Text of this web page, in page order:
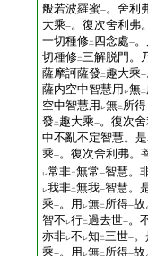
般若波羅蜜一。舍利
大乘一。復次舍利弗
一切種修二 四念處一
切種修二三解脱門。
薩摩訶薩發 二 趣大乘一
薩内空中智慧用 レ無二
空中智慧用 レ無二 所得
發 二 趣大乘一。復次
中不亂不定智慧。
乘一。復次舍利弗。
レ常非二無常一智慧。
レ我非二無我一智慧。
乘一。用 レ無二 所得一故
智不 レ行二過去世一。
亦非レ不 レ知 二三世一。
乘一。用 レ無二 所得一故